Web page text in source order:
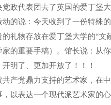
政代表团去了英国的爱丁堡
的说：今天收到了一份特殊
礼物存放在爱丁堡大学的“文
的重要手稿）。馆长说：从
明了、更加开放了！！！
产党鼎力支持的艺术家，在
以表达一个现代派艺术家的